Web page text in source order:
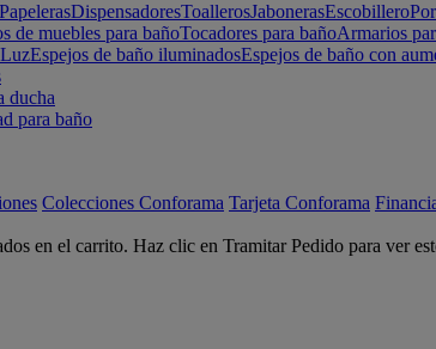
PapelerasDispensadoresToallerosJabonerasEscobillero
de muebles para bañoTocadores para bañoArmarios
Espejos de baño iluminadosEspejos de baño con
ducha
para baño
Colecciones Conforama Tarjeta Conforama
en el carrito. Haz clic en Tramitar Pedido para ver